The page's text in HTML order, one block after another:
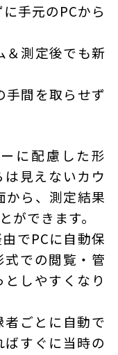
手元のPCから
測定後でも新
間を取らせず
に配慮した形
見えないカウ
から、測定結果
ができます。
でPCに自動保
での閲覧・管
しやすくなり
ごとに自動で
すぐに当時の